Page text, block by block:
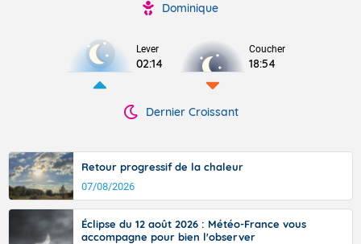
Dominique
Lever
02:14
Coucher
18:54
Dernier Croissant
Retour progressif de la chaleur
07/08/2026
Éclipse du 12 août 2026 : Météo-France vous
accompagne pour bien l'observer